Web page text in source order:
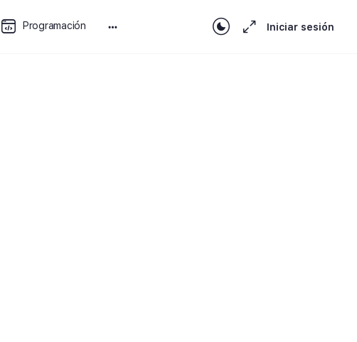
Programación Iniciar sesión